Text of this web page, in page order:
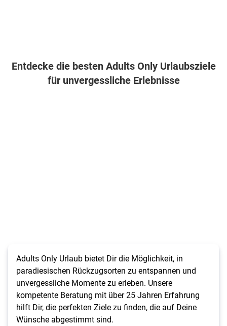
Entdecke die besten Adults Only Urlaubsziele
für unvergessliche Erlebnisse
Adults Only Urlaub bietet Dir die Möglichkeit, in
paradiesischen Rückzugsorten zu entspannen und
unvergessliche Momente zu erleben. Unsere
kompetente Beratung mit über 25 Jahren Erfahrung
hilft Dir, die perfekten Ziele zu finden, die auf Deine
Wünsche abgestimmt sind.